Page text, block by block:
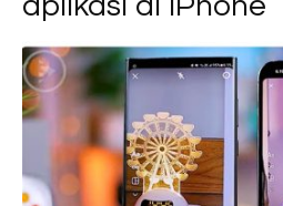
aplikasi di iPhone